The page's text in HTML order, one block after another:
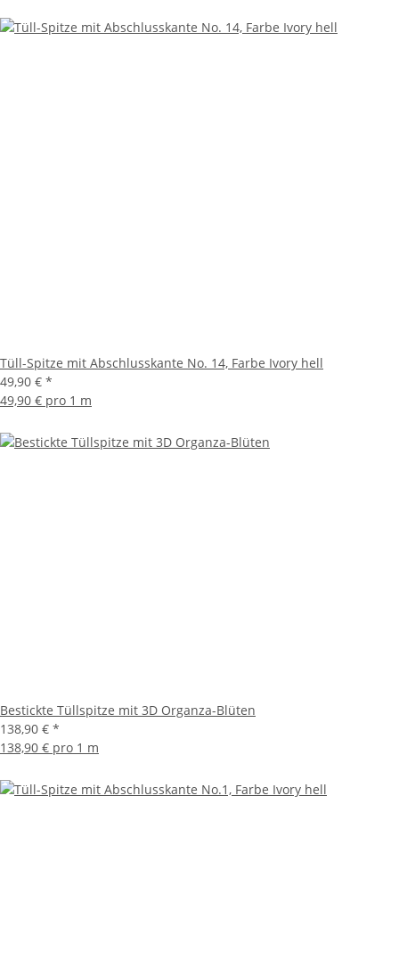
Tüll-Spitze mit Abschlusskante No. 14, Farbe Ivory hell
49,90 € *
49,90 € pro 1 m
Bestickte Tüllspitze mit 3D Organza-Blüten
138,90 € *
138,90 € pro 1 m